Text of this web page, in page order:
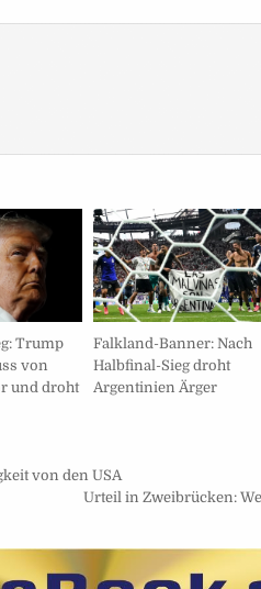
Trump
von
und droht
Falkland-Banner: Nach
Halbfinal-Sieg droht
Argentinien Ärger
von den USA
Urteil in Zweibrücken: